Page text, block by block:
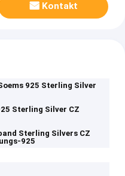
Kontakt
925 Sterling Silver
Sterling Silver CZ
Sterling Silvers CZ
925